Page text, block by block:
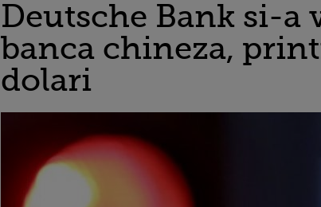
Deutsche Bank si-a
banca chineza,
dolari